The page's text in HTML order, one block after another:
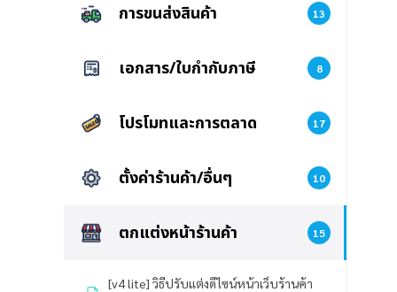
การขนส่งสินค้า 13
เอกสาร/ใบกำกับภาษี 8
โปรโมทและการตลาด 17
ตั้งค่าร้านค้า/อื่นๆ 10
ตกแต่งหน้าร้านค้า 15
[v4 lite] วิธีปรับแต่งดีไซน์หน้าเว็บร้านค้า